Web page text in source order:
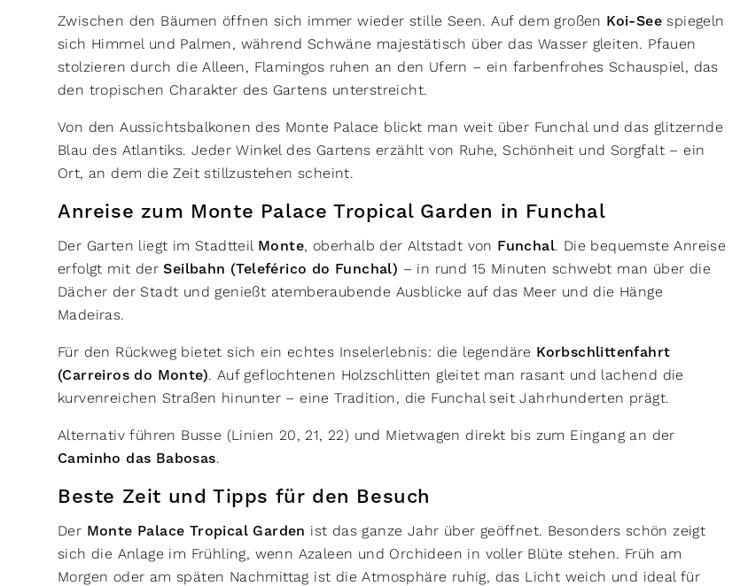
Zwischen den Bäumen öffnen sich immer wieder stille Seen. Auf dem großen Koi-See spiegeln
sich Himmel und Palmen, während Schwäne majestätisch über das Wasser gleiten. Pfauen
stolzieren durch die Alleen, Flamingos ruhen an den Ufern – ein farbenfrohes Schauspiel, das
den tropischen Charakter des Gartens unterstreicht.
Von den Aussichtsbalkonen des Monte Palace blickt man weit über Funchal und das glitzernde
Blau des Atlantiks. Jeder Winkel des Gartens erzählt von Ruhe, Schönheit und Sorgfalt – ein
Ort, an dem die Zeit stillzustehen scheint.
Anreise zum Monte Palace Tropical Garden in Funchal
Der Garten liegt im Stadtteil Monte, oberhalb der Altstadt von Funchal. Die bequemste Anreise
erfolgt mit der Seilbahn (Teleférico do Funchal) – in rund 15 Minuten schwebt man über die
Dächer der Stadt und genießt atemberaubende Ausblicke auf das Meer und die Hänge
Madeiras.
Für den Rückweg bietet sich ein echtes Inselerlebnis: die legendäre Korbschlittenfahrt
(Carreiros do Monte). Auf geflochtenen Holzschlitten gleitet man rasant und lachend die
kurvenreichen Straßen hinunter – eine Tradition, die Funchal seit Jahrhunderten prägt.
Alternativ führen Busse (Linien 20, 21, 22) und Mietwagen direkt bis zum Eingang an der
Caminho das Babosas.
Beste Zeit und Tipps für den Besuch
Der Monte Palace Tropical Garden ist das ganze Jahr über geöffnet. Besonders schön zeigt
sich die Anlage im Frühling, wenn Azaleen und Orchideen in voller Blüte stehen. Früh am
Morgen oder am späten Nachmittag ist die Atmosphäre ruhig, das Licht weich und ideal für